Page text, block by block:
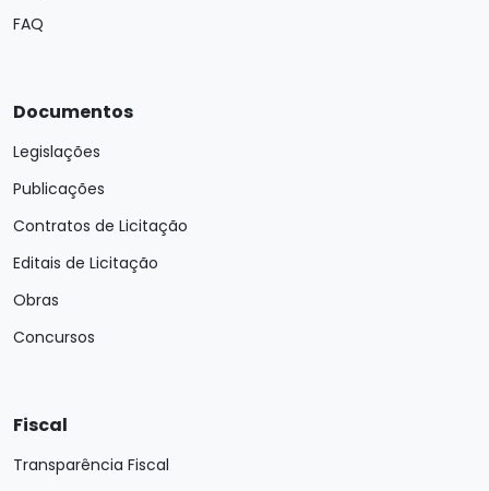
FAQ
Documentos
Legislações
Publicações
Contratos de Licitação
Editais de Licitação
Obras
Concursos
Fiscal
Transparência Fiscal